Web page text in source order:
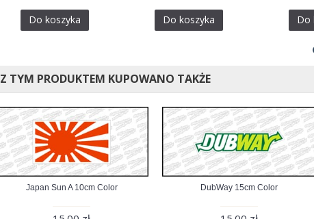
Do koszyka Do koszyka Do
Z TYM PRODUKTEM KUPOWANO TAKŻE
Japan Sun A 10cm Color DubWay 15cm Color